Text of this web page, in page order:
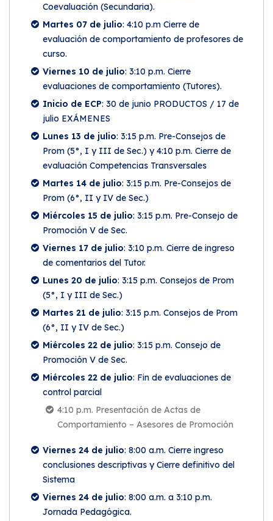
Coevaluación (Secundaria).
Martes 07 de julio: 4:10 p.m Cierre de
evaluación de comportamiento de profesores de
curso.
Viernes 10 de julio: 3:10 p.m. Cierre
evaluaciones de comportamiento (Tutores).
Inicio de ECP: 30 de junio PRODUCTOS / 17 de
julio EXÁMENES
Lunes 13 de julio: 3:15 p.m. Pre-Consejos de
Prom (5°, I y III de Sec.) y 4:10 p.m. Cierre de
evaluación Competencias Transversales
Martes 14 de julio: 3:15 p.m. Pre-Consejos de
Prom (6°, II y IV de Sec.)
Miércoles 15 de julio: 3:15 p.m. Pre-Consejo de
Promoción V de Sec.
Viernes 17 de julio: 3:10 p.m. Cierre de ingreso
de comentarios del Tutor.
Lunes 20 de julio: 3:15 p.m. Consejos de Prom
(5°, I y III de Sec.)
Martes 21 de julio: 3:15 p.m. Consejos de Prom
(6°, II y IV de Sec.)
Miércoles 22 de julio: 3:15 p.m. Consejo de
Promoción V de Sec.
Miércoles 22 de julio: Fin de evaluaciones de
control parcial
4:10 p.m. Presentación de Actas de
Comportamiento – Asesores de Promoción
Viernes 24 de julio: 8:00 a.m. Cierre ingreso
conclusiones descriptivas y Cierre definitivo del
Sistema
Viernes 24 de julio: 8:00 a.m. a 3:10 p.m.
Jornada Pedagógica.